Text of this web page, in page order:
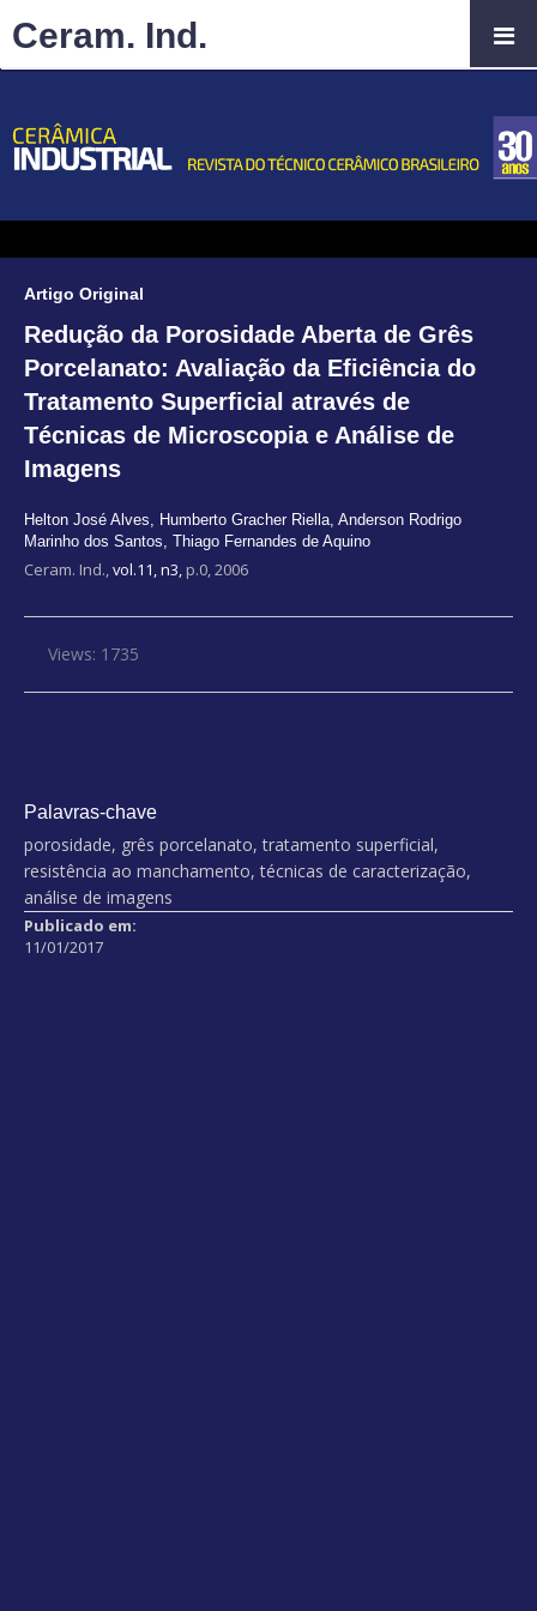
Artigo Original
Redução da Porosidade Aberta de Grês
Porcelanato: Avaliação da Eficiência do
Tratamento Superficial através de
Técnicas de Microscopia e Análise de
Imagens
Helton José Alves, Humberto Gracher Riella, Anderson Rodrigo
Marinho dos Santos, Thiago Fernandes de Aquino
Ceram. Ind.,vol.11, n3, p.0, 2006
Views: 1735
Palavras-chave
porosidade, grês porcelanato, tratamento superficial,
resistência ao manchamento, técnicas de caracterização,
análise de imagens
Publicado em:
11/01/2017
Ceram. Ind.